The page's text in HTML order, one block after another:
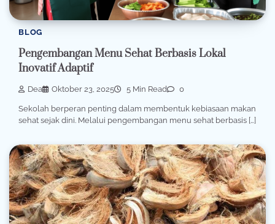
BLOG
Pengembangan Menu Sehat Berbasis Lokal
Inovatif Adaptif
Dea Oktober 23, 2025 5 Min Read 0
Sekolah berperan penting dalam membentuk kebiasaan makan
sehat sejak dini. Melalui pengembangan menu sehat berbasis […]